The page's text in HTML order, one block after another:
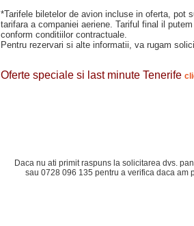
*Tarifele biletelor de avion incluse in oferta, pot
tarifara a companiei aeriene. Tariful final il
conform conditiilor contractuale.
Pentru rezervari si alte informatii, va rugam
Oferte speciale si last minute Tenerife
Daca nu ati primit raspuns la solicitarea dvs.
sau 0728 096 135 pentru a verifica daca am